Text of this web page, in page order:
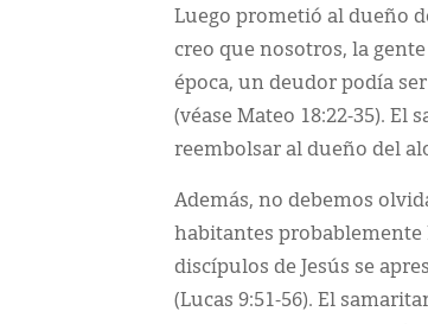
Luego prometió al dueño
creo que nosotros, la
época, un deudor podía
(véase Mateo 18:22-35).
reembolsar al dueño del
Además, no debemos
habitantes probablemente
discípulos de Jesús se
(Lucas 9:51-56). El